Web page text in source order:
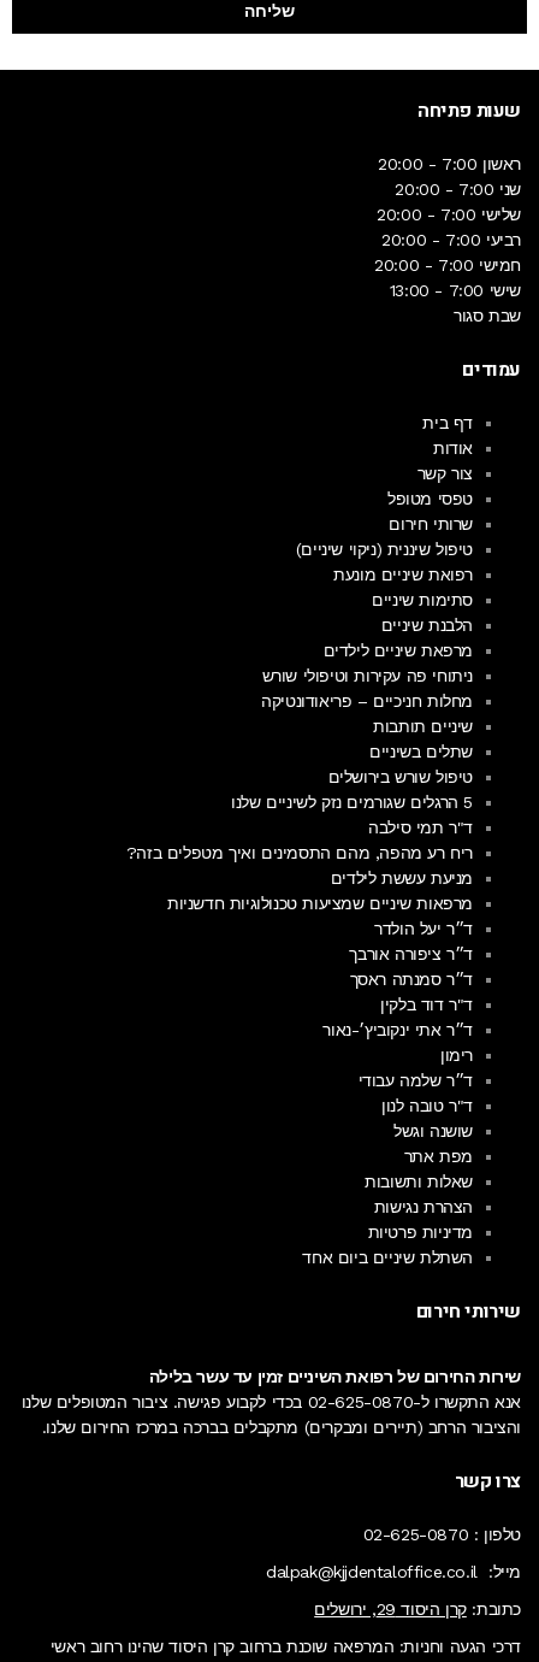
שליחה
שעות פתיחה
ראשון 7:00 - 20:00
שני 7:00 - 20:00
שלישי 7:00 - 20:00
רביעי 7:00 - 20:00
חמישי 7:00 - 20:00
שישי 7:00 - 13:00
שבת סגור
עמודים
דף בית
אודות
צור קשר
טפסי מטופל
שרותי חירום
טיפול שיננית (ניקוי שיניים)
רפואת שיניים מונעת
סתימות שיניים
הלבנת שיניים
מרפאת שיניים לילדים
ניתוחי פה עקירות וטיפולי שורש
מחלות חניכיים – פריאודונטיקה
שיניים תותבות
שתלים בשיניים
טיפול שורש בירושלים
5 הרגלים שגורמים נזק לשיניים שלנו
ד"ר תמי סילבה
ריח רע מהפה, מהם התסמינים ואיך מטפלים בזה?
מניעת עששת לילדים
מרפאות שיניים שמציעות טכנולוגיות חדשניות
ד״ר יעל הולדר
ד״ר ציפורה אורבך
ד״ר סמנתה ראסך
ד"ר דוד בלקין
ד״ר אתי ינקוביץ׳-נאור
רימון
ד״ר שלמה עבודי
ד"ר טובה לנון
שושנה וגשל
מפת אתר
שאלות ותשובות
הצהרת נגישות
מדיניות פרטיות
השתלת שיניים ביום אחד
שירותי חירום
שירות החירום של רפואת השיניים זמין עד עשר בלילה
אנא התקשרו ל-02-625-0870 בכדי לקבוע פגישה. ציבור המטופלים שלנו
והציבור הרחב (תיירים ומבקרים) מתקבלים בברכהבמרכז החירום שלנו.
צרו קשר
טלפון : 02-625-0870
מייל:
dalpak@kjjdentaloffice.co.il
כתובת:קרן היסוד 29, ירושלים
דרכי הגעה וחניות: המרפאה שוכנת ברחוב קרן היסוד שהינו רחוב ראשי